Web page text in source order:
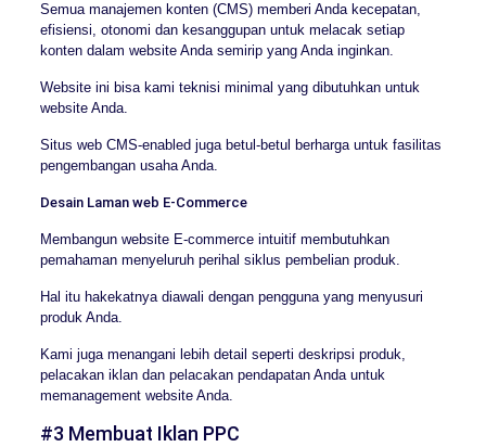
Semua manajemen konten (CMS) memberi Anda kecepatan,
efisiensi, otonomi dan kesanggupan untuk melacak setiap
konten dalam website Anda semirip yang Anda inginkan.
Website ini bisa kami teknisi minimal yang dibutuhkan untuk
website Anda.
Situs web CMS-enabled juga betul-betul berharga untuk fasilitas
pengembangan usaha Anda.
Desain Laman web E-Commerce
Membangun website E-commerce intuitif membutuhkan
pemahaman menyeluruh perihal siklus pembelian produk.
Hal itu hakekatnya diawali dengan pengguna yang menyusuri
produk Anda.
Kami juga menangani lebih detail seperti deskripsi produk,
pelacakan iklan dan pelacakan pendapatan Anda untuk
memanagement website Anda.
#3 Membuat Iklan PPC